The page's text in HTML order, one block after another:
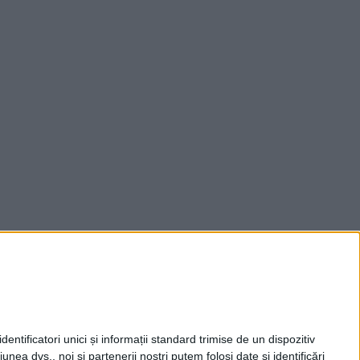
unici și informații standard trimise de un dispozitiv
dvs., noi și partenerii noștri putem folosi date și identificări